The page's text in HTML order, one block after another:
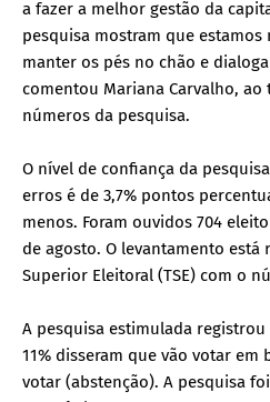
a fazer a melhor gestão da
pesquisa mostram que
manter os pés no chão e
comentou Mariana Carvalho,
números da pesquisa.
O nível de confiança da
erros é de 3,7% pontos
menos. Foram ouvidos 704
de agosto. O levantamento
Superior Eleitoral (TSE) com o
A pesquisa estimulada
11% disseram que vão votar
votar (abstenção). A pesquisa